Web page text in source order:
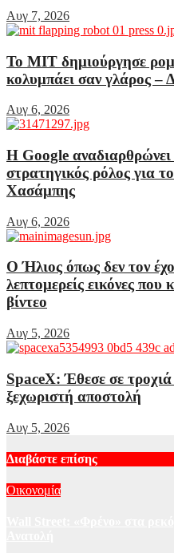
Αυγ 7, 2026
Το MIT δημιούργησε
κολυμπάει σαν γλάρος –
Αυγ 6, 2026
Η Google
στρατηγικός ρόλος για
Χασάμπης
Αυγ 6, 2026
Ο Ήλιος όπως δεν τον
λεπτομερείς εικόνες
βίντεο
Αυγ 5, 2026
SpaceX: Έθεσε σε
ξεχωριστή αποστολή
Αυγ 5, 2026
Διαβάστε επίσης
Οικονομία